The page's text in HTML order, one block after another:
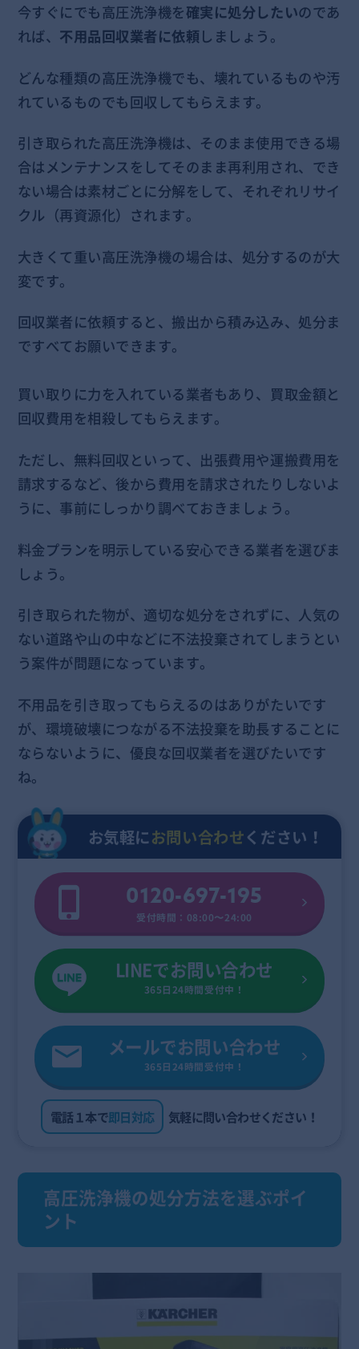
今すぐにでも高圧洗浄機を確実に処分したいのであ
れば、 不用品回収業者に依頼しましょう。
どんな種類の高圧洗浄機でも、壊れているものや汚
れているものでも回収してもらえます。
引き取られた高圧洗浄機は、そのまま使用できる場
合はメンテナンスをしてそのまま再利用され、でき
ない場合は素材ごとに分解をして、それぞれリサイ
クル（再資源化）されます。
大きくて重い高圧洗浄機の場合は、処分するのが大
変です。
回収業者に依頼すると、搬出から積み込み、処分ま
ですべてお願いできます。
買い取りに力を入れている業者もあり、買取金額と
回収費用を相殺してもらえます。
ただし、無料回収といって、出張費用や運搬費用を
請求するなど、後から費用を請求されたりしないよ
うに、事前にしっかり調べておきましょう。
料金プランを明示している安心できる業者を選びま
しょう。
引き取られた物が、適切な処分をされずに、人気の
ない道路や山の中などに不法投棄されてしまうとい
う案件が問題になっています。
不用品を引き取ってもらえるのはありがたいです
が、環境破壊につながる不法投棄を助長することに
ならないように、優良な回収業者を選びたいです
ね。
お気軽にお問い合わせください！
0120-697-195
受付時間：08:00〜24:00
LINEでお問い合わせ
365日24時間受付中！
メールでお問い合わせ
365日24時間受付中！
電話１本で即日対応 気軽に問い合わせください！
高圧洗浄機の処分方法を選ぶポイ
ント